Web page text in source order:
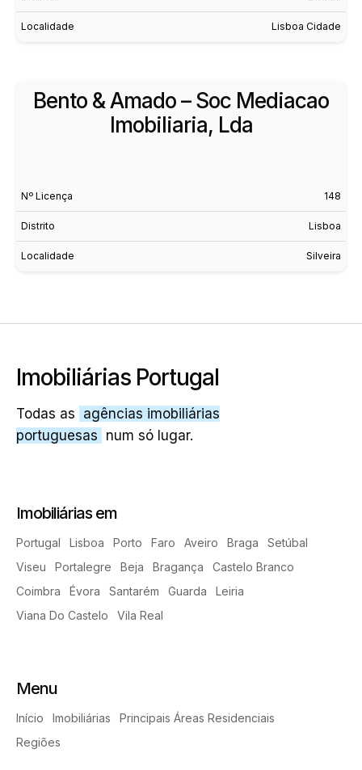
Localidade Lisboa Cidade
Bento & Amado – Soc Mediacao
Imobiliaria, Lda
Nº Licença 148
Distrito Lisboa
Localidade Silveira
Imobiliárias Portugal
Todas as agências imobiliárias
portuguesas num só lugar.
Imobiliárias em
Portugal Lisboa Porto Faro Aveiro Braga
Setúbal
Viseu
Portalegre Beja Bragança
Castelo Branco
Coimbra
Évora Santarém Guarda
Leiria
Viana Do Castelo
Vila Real
Menu
Início Imobiliárias
Principais Áreas Residenciais
Regiões